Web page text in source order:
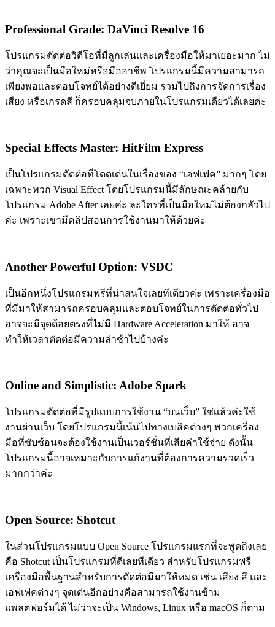
Professional Grade: DaVinci Resolve 16
โปรแกรมตัดต่อวิดีโอที่มีลูกเล่นเเละเครื่องมือให้มาเยอะมาก ไม่
ว่าคุณจะเป็นมือใหม่หรือมืออาชีพ โปรแกรมนี้มีความสามารถ
เพียงพอเเละตอบโจทย์ได้อย่างดีเยี่ยม รวมไปถึงการจัดการเรื่อง
เสียง หรือเกรดสี ก็ครอบคลุมจบภายในโปรแกรมเดียวได้เลยค่ะ
Special Effects Master: HitFilm Express
เป็นโปรแกรมตัดต่อที่โดดเด่นในเรื่องของ “เอฟเฟค” มากๆ โดย
เฉพาะพวก Visual Effect โดยโปรแกรมนี้มีลักษณะคล้ายกับ
โปรแกรม Adobe After เลยค่ะ ละใครที่เป็นมือใหม่ไม่ต้องกลัวไป
ค่ะ เพราะเขามีคลิปสอนการใช้งานมาให้ด้วยค่ะ
Another Powerful Option: VSDC
เป็นอีกหนึ่งโปรแกรมฟรีที่น่าสนใจเลยทีเดียวค่ะ เพราะเครื่องมือ
ที่มีมาให้สามารถครอบคลุมเเละตอบโจทย์ในการตัดต่อทั่วไป
อาจจะมีจุดด้อยตรงที่ไม่มี Hardware Acceleration มาให้ อาจ
ทำให้เวลาตัดต่อมีความล่าช้าไปบ้างค่ะ
Online and Simplistic: Adobe Spark
โปรแกรมตัดต่อที่มีรูปแบบการใช้งาน “บนเว็บ” ใช่เเล้วค่ะใช้
งานผ่านเว็บ โดยโปรแกรมนี้เน้นไปทางเบสิคต่างๆ พวกเครื่อง
มือที่ซับซ้อนจะต้องใช้งานเป็นเวอร์ชั่นที่เสียค่าใช้จ่าย ดังนั้น
โปรแกรมนี้อาจเหมาะกับการแก้งานที่ต้องการความรวดเร็ว
มากกว่าค่ะ
Open Source: Shotcut
ในส่วนโปรแกรมแบบ Open Source โปรแกรมแรกที่จะพูดถึงเลย
คือ Shotcut เป็นโปรแกรมที่ดีเลยทีเดียว สำหรับโปรแกรมฟรี
เครื่องมือพื้นฐานสำหรับการตัดต่อมีมาให้หมด เช่น เสียง สี และ
เอฟเฟคต่างๆ จุดเด่นอีกอย่างคือสามารถใช้งานข้าม
แพลตฟอร์มได้ ไม่ว่าจะเป็น Windows, Linux หรือ macOS ก็ตาม